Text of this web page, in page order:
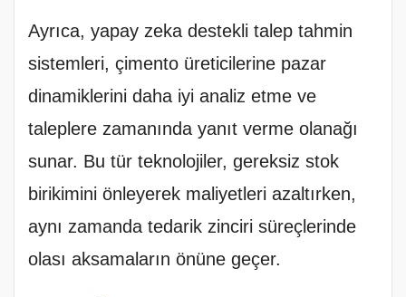
Ayrıca, yapay zeka destekli talep tahmin
sistemleri, çimento üreticilerine pazar
dinamiklerini daha iyi analiz etme ve
taleplere zamanında yanıt verme olanağı
sunar. Bu tür teknolojiler, gereksiz stok
birikimini önleyerek maliyetleri azaltırken,
aynı zamanda tedarik zinciri süreçlerinde
olası aksamaların önüne geçer.